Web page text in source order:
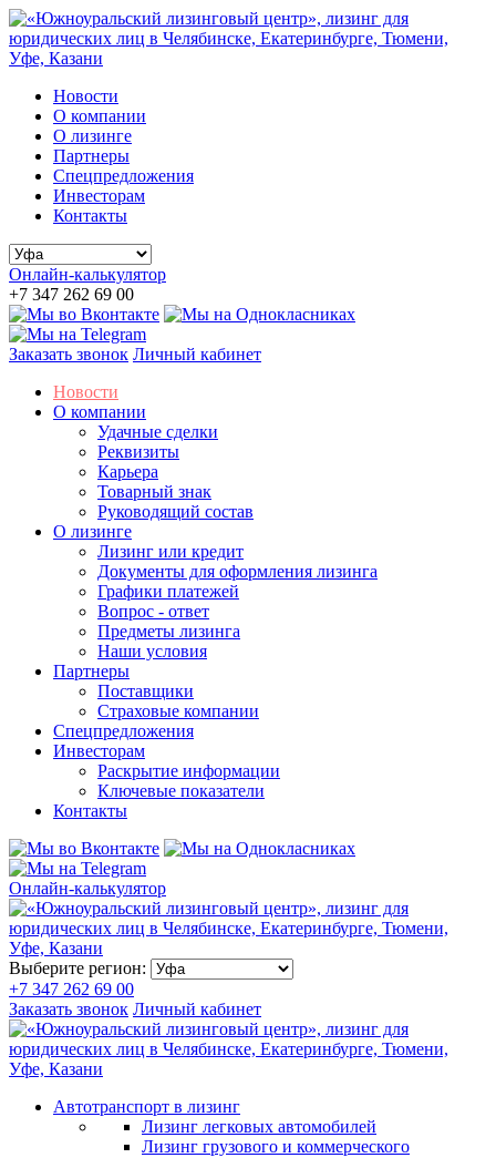
Новости
О компании
О лизинге
Партнеры
Спецпредложения
Инвесторам
Контакты
Онлайн-калькулятор
+7 347 262 69 00
Заказать звонок Личный кабинет
Новости
О компании
Удачные сделки
Реквизиты
Карьера
Товарный знак
Руководящий состав
О лизинге
Лизинг или кредит
Документы для оформления лизинга
Графики платежей
Вопрос - ответ
Предметы лизинга
Наши условия
Партнеры
Поставщики
Страховые компании
Спецпредложения
Инвесторам
Раскрытие информации
Ключевые показатели
Контакты
Онлайн-калькулятор
Выберите регион:
+7 347 262 69 00
Заказать звонок Личный кабинет
Автотранспорт в лизинг
Лизинг легковых автомобилей
Лизинг грузового и коммерческого